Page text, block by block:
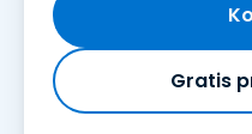
Gratis